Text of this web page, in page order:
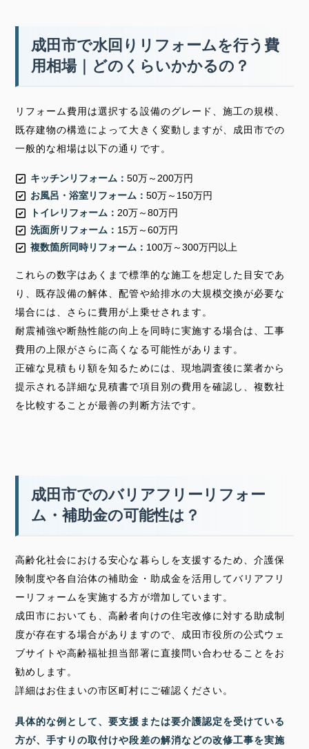
成田市で水回りリフォームを行う費
用相場｜どのくらいかかるの？
リフォーム費用は選択する設備のグレード、施工の規模、
既存建物の構造によって大きく変動しますが、成田市での
一般的な相場は以下の通りです。
キッチンリフォーム： 50万～200万円
お風呂・浴室リフォーム： 50万～150万円
トイレリフォーム： 20万～80万円
洗面所リフォーム： 15万～60万円
複数箇所同時リフォーム： 100万～300万円以上
これらの数字はあくまで標準的な施工を想定した目安であ
り、既存設備の解体、配管や給排水の大規模交換が必要な
場合には、さらに費用が上乗せされます。
耐震補強や断熱性能の向上を同時に実施する場合は、工事
費用の上限がさらに高くなる可能性があります。
正確な見積もり額を知るためには、現地調査後に業者から
提示される詳細な見積書で項目別の費用を確認し、複数社
を比較することが最善の判断方法です。
成田市でのバリアフリーリフォー
ム・補助金の可能性は？
高齢化社会における安心な暮らしを支援するため、介護保
険制度や各自治体の補助金・助成金を活用してバリアフリ
ーリフォームを実施する方が増加しています。
成田市においても、高齢者向けの住宅改修に対する助成制
度が存在する場合がありますので、成田市役所の公式ウェ
ブサイトや高齢福祉担当部署に直接問い合わせることをお
勧めします。
詳細はお住まいの市区町村にご確認ください。
具体的な例として、要支援または要介護認定を受けている
方が、手すりの取付けや段差の解消などの改修工事を実施